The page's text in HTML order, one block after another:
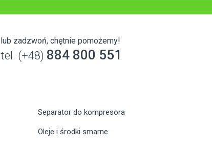
lub zadzwoń, chętnie pomożemy!
tel. (+48) 884 800 551
Separator do kompresora
Oleje i środki smarne